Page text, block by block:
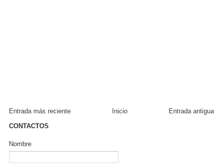
Entrada más reciente Entrada antigua
Inicio
CONTACTOS
Nombre